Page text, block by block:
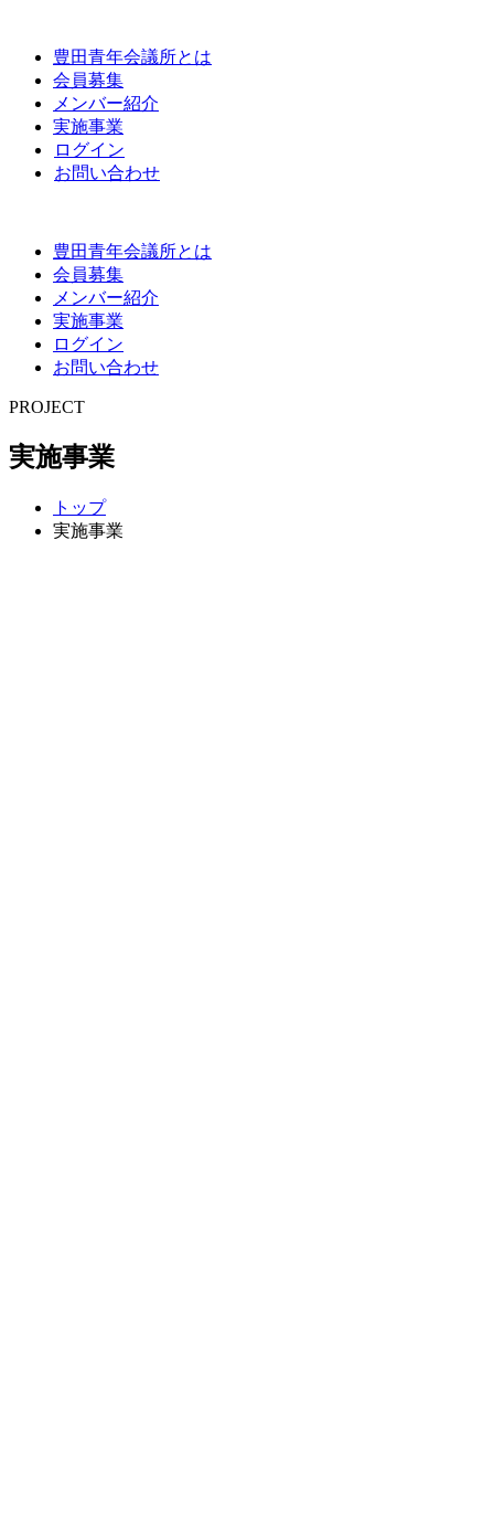
豊田青年会議所とは
会員募集
メンバー紹介
実施事業
ログイン
お問い合わせ
豊田青年会議所とは
会員募集
メンバー紹介
実施事業
ログイン
お問い合わせ
PROJECT
実施事業
トップ
実施事業